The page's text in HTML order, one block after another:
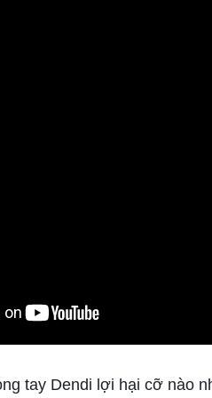
tay Dendi lợi hại cỡ nào